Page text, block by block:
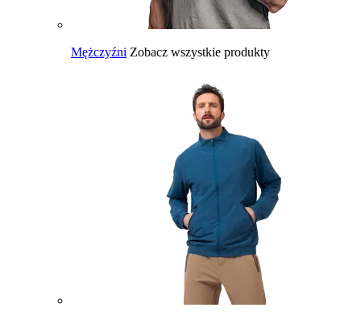
Mężczyźni Zobacz wszystkie produkty